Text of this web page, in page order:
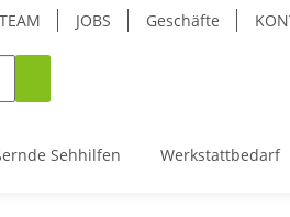
TEAM JOBS Geschäfte
Sehhilfen Werkstattbedarf